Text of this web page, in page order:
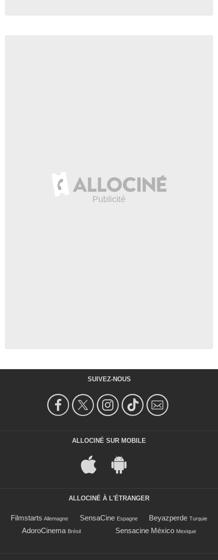
SUIVEZ-NOUS
ALLOCINÉ SUR MOBILE
ALLOCINÉ À L'ÉTRANGER
Filmstarts Allemagne SensaCine Espagne Beyazperde Turquie
AdoroCinema Brésil Sensacine México Mexique